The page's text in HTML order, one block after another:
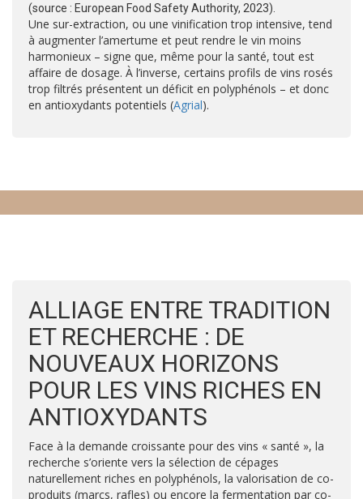
(source : European Food Safety Authority, 2023).
Une sur-extraction, ou une vinification trop intensive, tend
à augmenter l’amertume et peut rendre le vin moins
harmonieux – signe que, même pour la santé, tout est
affaire de dosage. À l’inverse, certains profils de vins rosés
trop filtrés présentent un déficit en polyphénols – et donc
en antioxydants potentiels (Agrial).
ALLIAGE ENTRE TRADITION
ET RECHERCHE : DE
NOUVEAUX HORIZONS
POUR LES VINS RICHES EN
ANTIOXYDANTS
Face à la demande croissante pour des vins « santé », la
recherche s’oriente vers la sélection de cépages
naturellement riches en polyphénols, la valorisation de co-
produits (marcs, rafles) ou encore la fermentation par co-